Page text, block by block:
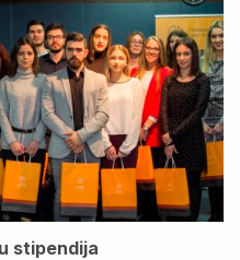
stipendija